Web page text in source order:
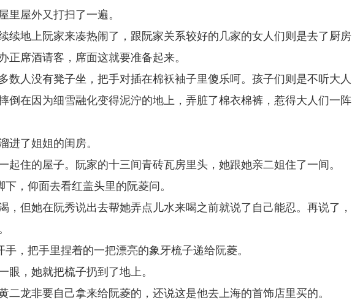
里屋外又打扫了一遍。
续地上阮家来凑热闹了，跟阮家关系较好的几家的女人们则是去了厨房
正席酒请客，席面这就要准备起来。
数人没有凳子坐，把手对插在棉袄袖子里傻乐呵。孩子们则是不听大人
倒在因为细雪融化变得泥泞的地上，弄脏了棉衣棉裤，惹得大人们一阵
进了姐姐的闺房。
起住的屋子。阮家的十三间青砖瓦房里头，她跟她亲二姐住了一间。
，仰面去看红盖头里的阮菱问。
，但她在阮秀说出去帮她弄点儿水来喝之前就说了自己能忍。再说了，
手，把手里捏着的一把漂亮的象牙梳子递给阮菱。
眼，她就把梳子扔到了地上。
二龙非要自己拿来给阮菱的，还说这是他去上海的首饰店里买的。